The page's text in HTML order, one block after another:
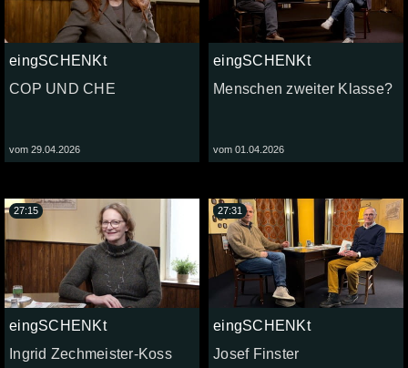
eingSCHENKt
COP UND CHE
vom 29.04.2026
eingSCHENKt
Menschen zweiter Klasse?
vom 01.04.2026
eingSCHENKt
Ingrid Zechmeister-Koss
27:15
eingSCHENKt
Josef Finster
27:31